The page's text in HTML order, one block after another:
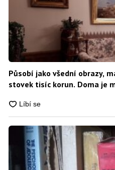
Působí jako všední obrazy,
stovek tisíc korun. Doma je